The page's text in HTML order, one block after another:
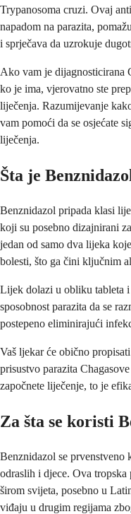
Trypanosoma cruzi. Ovaj
napadom na parazita,
i sprječava da uzrokuje
Ako vam je dijagnosticirana
ko je ima, vjerovatno ste
liječenja. Razumijevanje
vam pomoći da se osjećate
liječenja.
Šta je
Benznidazol pripada klasi
koji su posebno dizajnirani
jedan od samo dva lijeka
bolesti, što ga čini ključnim
Lijek dolazi u obliku tableta i
sposobnost parazita da se
postepeno eliminirajući
Vaš ljekar će obično
prisustvo parazita
započnete liječenje, to je
Za šta se koristi
Benznidazol se prvenstveno
odraslih i djece. Ova
širom svijeta, posebno u
viđaju u drugim regijama